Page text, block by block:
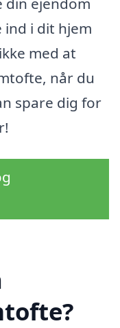
ind i dit hjem
med at
når du
spare dig for